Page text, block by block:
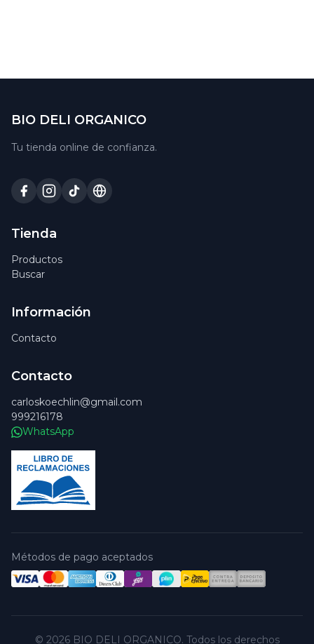
BIO DELI ORGANICO
Tu tienda online de confianza.
Tienda
Productos
Buscar
Información
Contacto
Contacto
carloskoechlin@gmail.com
999216178
WhatsApp
Métodos de pago aceptados
© 2026 BIO DELI ORGANICO. Todos los derechos